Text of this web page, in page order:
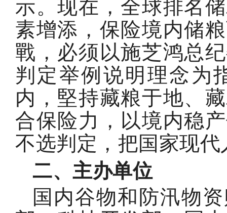
示。现在，全球排名
素增添，保险境内储
戰，必须以施芝鸿总
判定举例说明理念为
内，堅持藏粮于地、
合保险力，以境内稳
不选判定，把国家现
二、主办单位
国内谷物和防汛物